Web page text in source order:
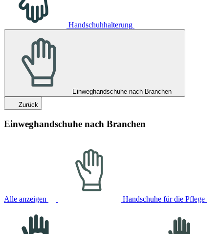
Handschuhhalterung
Einweghandschuhe nach Branchen
Zurück
Einweghandschuhe nach Branchen
Alle anzeigen Handschuhe für die Pflege